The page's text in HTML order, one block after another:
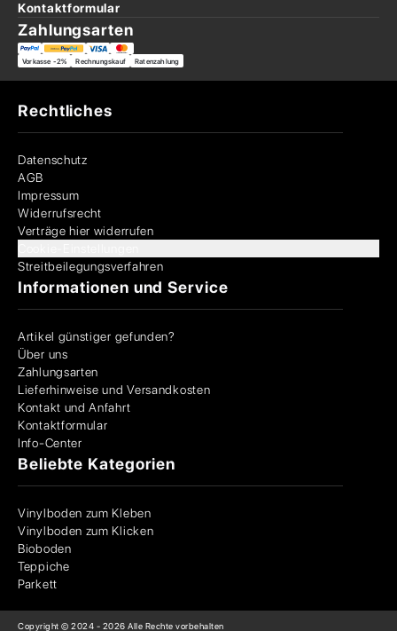
Kontaktformular
Zahlungsarten
Vorkasse -2% Rechnungskauf Ratenzahlung
Rechtliches
Datenschutz
AGB
Impressum
Widerrufsrecht
Verträge hier widerrufen
Streitbeilegungsverfahren
Informationen und Service
Artikel günstiger gefunden?
Über uns
Zahlungsarten
Lieferhinweise und Versandkosten
Kontakt und Anfahrt
Kontaktformular
Info-Center
Beliebte Kategorien
Vinylboden zum Kleben
Vinylboden zum Klicken
Bioboden
Teppiche
Parkett
Copyright © 2024 - 2026 Alle Rechte vorbehalten